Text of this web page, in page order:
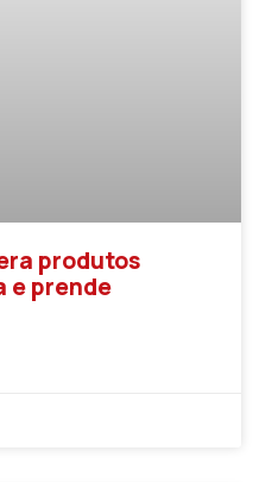
produtos
e prende